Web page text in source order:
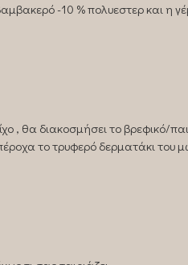
-10 % πολυεστερ και η
, θα διακοσμήσει το βρεφικό/
το τρυφερό δερματάκι του